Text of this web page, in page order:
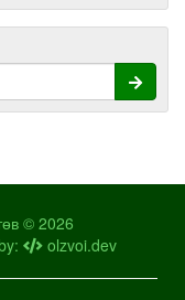
© 2026
olzvoi.dev